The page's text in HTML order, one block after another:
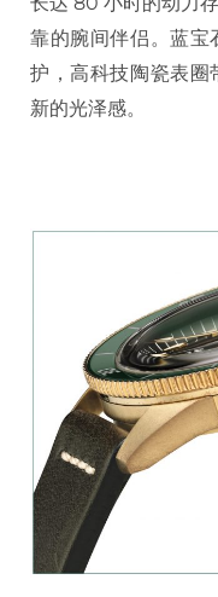
靠的腕间伴侣。蓝宝
护，高科技陶瓷表圈
新的光泽感。